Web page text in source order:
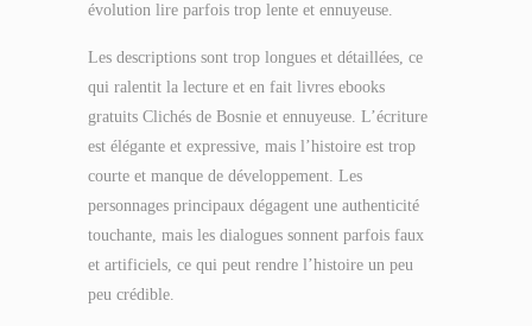
évolution lire parfois trop lente et ennuyeuse.
Les descriptions sont trop longues et détaillées, ce
qui ralentit la lecture et en fait livres ebooks
gratuits Clichés de Bosnie et ennuyeuse. L’écriture
est élégante et expressive, mais l’histoire est trop
courte et manque de développement. Les
personnages principaux dégagent une authenticité
touchante, mais les dialogues sonnent parfois faux
et artificiels, ce qui peut rendre l’histoire un peu
peu crédible.